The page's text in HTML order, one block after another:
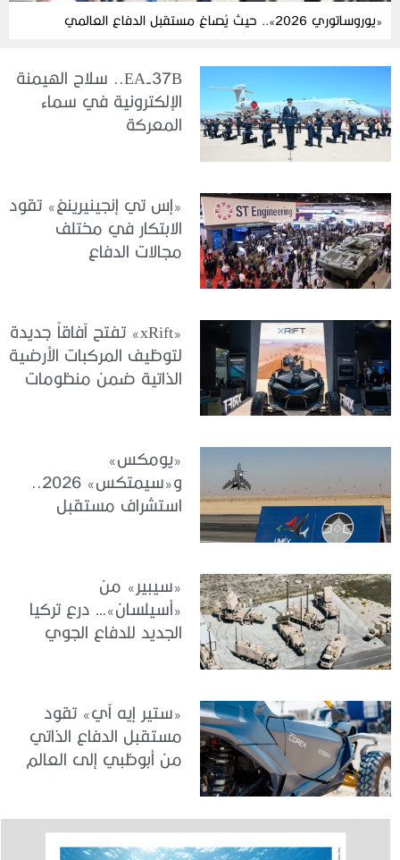
«يوروساتوري 2026».. حيث يُصاغ مستقبل الدفاع العالمي
EA-37B.. سلاح الهيمنة
الإلكترونية في سماء
المعركة
«إس تي إنجينيرينغ» تقود
الابتكار في مختلف
مجالات الدفاع
«xRift» تفتح آفاقاً جديدة
لتوظيف المركبات الأرضية
الذاتية ضمن منظومات
«يومكس»
و«سيمتكس» 2026..
استشراف مستقبل
«سيبير» من
«أسيلسان»… درع تركيا
الجديد للدفاع الجوي
«ستير إيه آي» تقود
مستقبل الدفاع الذاتي
من أبوظبي إلى العالم